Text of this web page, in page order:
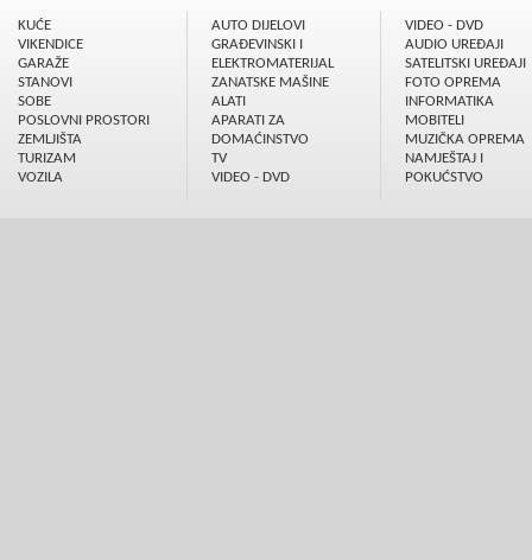
KUĆE
VIKENDICE
GARAŽE
STANOVI
SOBE
POSLOVNI PROSTORI
ZEMLJIŠTA
TURIZAM
VOZILA
AUTO DIJELOVI
GRAÐEVINSKI I
ELEKTROMATERIJAL
ZANATSKE MAŠINE
ALATI
APARATI ZA
DOMAĆINSTVO
TV
VIDEO - DVD
VIDEO - DVD
AUDIO UREÐAJI
SATELITSKI UREÐAJI
FOTO OPREMA
INFORMATIKA
MOBITELI
MUZIČKA OPREMA
NAMJEŠTAJ I
POKUĆSTVO